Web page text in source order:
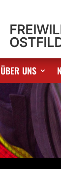
ÜBER UNS